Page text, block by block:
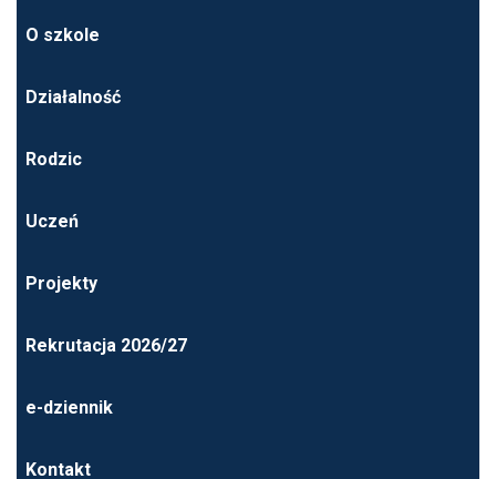
O szkole
Działalność
Rodzic
Uczeń
Projekty
Rekrutacja 2026/27
e-dziennik
Kontakt